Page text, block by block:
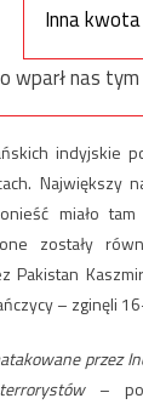
Inna kwota
wparł nas tym
indyjskie
Największy
miało
zostały
Pakistan
– zginęli
przez
–